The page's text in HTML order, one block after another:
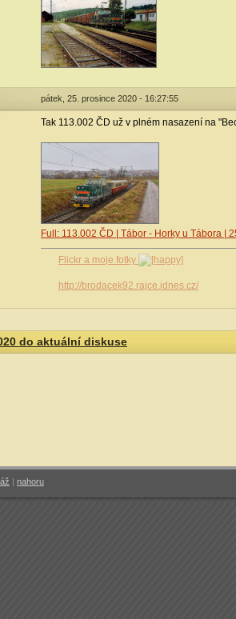
pátek, 25. prosince 2020 - 16:27:55
Tak 113.002 ČD už v plném nasazení na
Full: 113.002 ČD | Tábor - Horky u Tábora |
Flickr a moje fotky
http://brodacek92.rajce.idnes.cz/
do aktuální diskuse
| nahoru